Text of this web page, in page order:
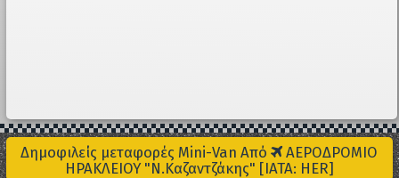
Δημοφιλείς μεταφορές Mini-Van Από
ΑΕΡΟΔΡΟΜΙΟ
ΗΡΑΚΛΕΙΟΥ "Ν.Καζαντζάκης" [IATA: HER]